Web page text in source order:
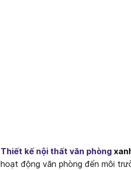
Thiết kế nội thất văn phòng
hoạt động văn phòng đến môi